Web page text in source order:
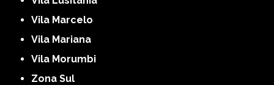
Vila Marcelo
Vila Mariana
Vila Morumbi
Zona Sul